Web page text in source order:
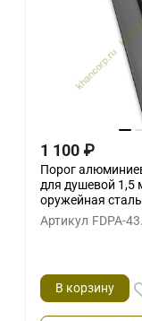
1 100 ₽
Порог
для душевой
оружейная сталь
Артикул FDPA-
В корзину